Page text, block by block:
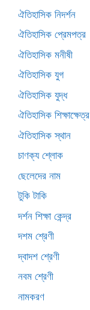
ঐতিহাসিক নিদর্শন
ঐতিহাসিক প্রেমপত্র
ঐতিহাসিক মনীষী
ঐতিহাসিক যুগ
ঐতিহাসিক যুদ্ধ
ঐতিহাসিক শিক্ষাক্ষেত্র
ঐতিহাসিক স্থান
চাণক্য শ্লোক
ছেলেদের নাম
টুকি টাকি
দর্শন শিক্ষা কেন্দ্র
দশম শ্রেণী
দ্বাদশ শ্রেণী
নবম শ্রেণী
নামকরণ